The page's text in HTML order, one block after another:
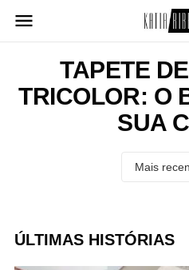
para
TAPETE
TRICOLOR: O
SUA
ÚLTIMAS HISTÓRIAS